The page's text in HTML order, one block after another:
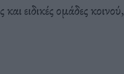
ειδικές ομάδες